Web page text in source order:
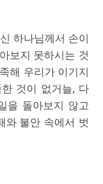
하나님께서 손이
보지 못하시는 것
해 우리가 이기지
것이 없거늘, 다
을 돌아보지 않고
와 불안 속에서 벗